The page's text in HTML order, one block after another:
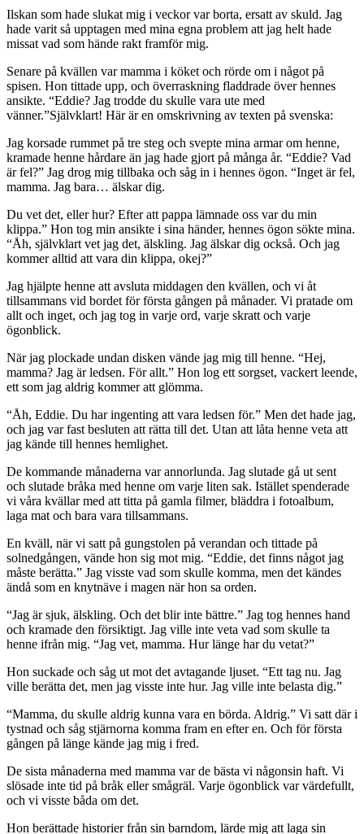
Ilskan som hade slukat mig i veckor var borta, ersatt av skuld. Jag
hade varit så upptagen med mina egna problem att jag helt hade
missat vad som hände rakt framför mig.
Senare på kvällen var mamma i köket och rörde om i något på
spisen. Hon tittade upp, och överraskning fladdrade över hennes
ansikte. “Eddie? Jag trodde du skulle vara ute med
vänner.”Självklart! Här är en omskrivning av texten på svenska:
Jag korsade rummet på tre steg och svepte mina armar om henne,
kramade henne hårdare än jag hade gjort på många år. “Eddie? Vad
är fel?” Jag drog mig tillbaka och såg in i hennes ögon. “Inget är fel,
mamma. Jag bara… älskar dig.
Du vet det, eller hur? Efter att pappa lämnade oss var du min
klippa.” Hon tog min ansikte i sina händer, hennes ögon sökte mina.
“Åh, självklart vet jag det, älskling. Jag älskar dig också. Och jag
kommer alltid att vara din klippa, okej?”
Jag hjälpte henne att avsluta middagen den kvällen, och vi åt
tillsammans vid bordet för första gången på månader. Vi pratade om
allt och inget, och jag tog in varje ord, varje skratt och varje
ögonblick.
När jag plockade undan disken vände jag mig till henne. “Hej,
mamma? Jag är ledsen. För allt.” Hon log ett sorgset, vackert leende,
ett som jag aldrig kommer att glömma.
“Åh, Eddie. Du har ingenting att vara ledsen för.” Men det hade jag,
och jag var fast besluten att rätta till det. Utan att låta henne veta att
jag kände till hennes hemlighet.
De kommande månaderna var annorlunda. Jag slutade gå ut sent
och slutade bråka med henne om varje liten sak. Istället spenderade
vi våra kvällar med att titta på gamla filmer, bläddra i fotoalbum,
laga mat och bara vara tillsammans.
En kväll, när vi satt på gungstolen på verandan och tittade på
solnedgången, vände hon sig mot mig. “Eddie, det finns något jag
måste berätta.” Jag visste vad som skulle komma, men det kändes
ändå som en knytnäve i magen när hon sa orden.
“Jag är sjuk, älskling. Och det blir inte bättre.” Jag tog hennes hand
och kramade den försiktigt. Jag ville inte veta vad som skulle ta
henne ifrån mig. “Jag vet, mamma. Hur länge har du vetat?”
Hon suckade och såg ut mot det avtagande ljuset. “Ett tag nu. Jag
ville berätta det, men jag visste inte hur. Jag ville inte belasta dig.”
“Mamma, du skulle aldrig kunna vara en börda. Aldrig.” Vi satt där i
tystnad och såg stjärnorna komma fram en efter en. Och för första
gången på länge kände jag mig i fred.
De sista månaderna med mamma var de bästa vi någonsin haft. Vi
slösade inte tid på bråk eller smågräl. Varje ögonblick var värdefullt,
och vi visste båda om det.
Hon berättade historier från sin barndom, lärde mig att laga sin